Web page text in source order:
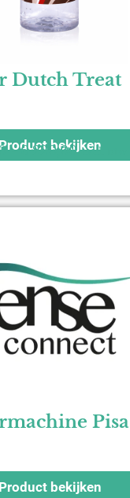
Dutch Treat
- €220,00 excl. btw
Product bekijken
Pisa
Product bekijken